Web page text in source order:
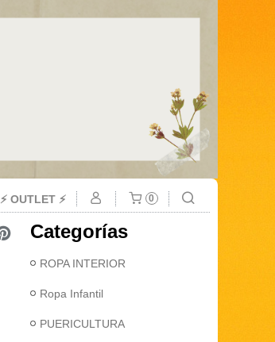
⚡ OUTLET ⚡ 0
Categorías
ROPA INTERIOR
Ropa Infantil
PUERICULTURA